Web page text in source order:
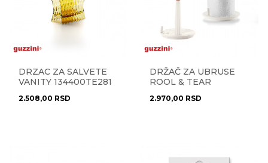
DRZAC ZA SALVETE
VANITY 134400TE281
2.508,00 RSD
DRŽAČ ZA UBRUSE
ROOL & TEAR
2.970,00 RSD